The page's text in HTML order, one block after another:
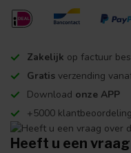
Zakelijk op factuur
Gratis verzending
Download onze APP
+5000
Heeft u een